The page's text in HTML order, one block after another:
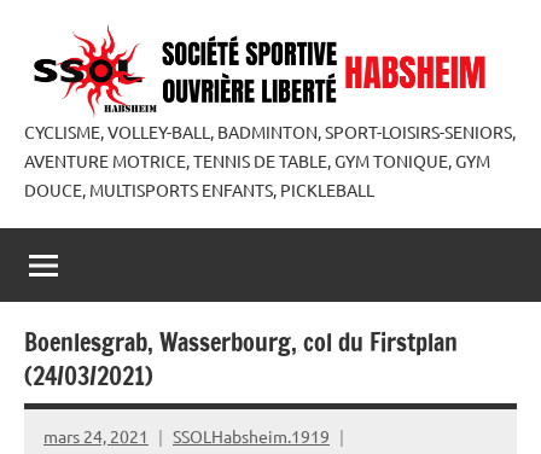
contenu
CYCLISME, VOLLEY-BALL, BADMINTON, SPORT-LOISIRS-SENIORS,
AVENTURE MOTRICE, TENNIS DE TABLE, GYM TONIQUE, GYM
DOUCE, MULTISPORTS ENFANTS, PICKLEBALL
Boenlesgrab, Wasserbourg, col du Firstplan
(24/03/2021)
mars 24, 2021 SSOLHabsheim.1919